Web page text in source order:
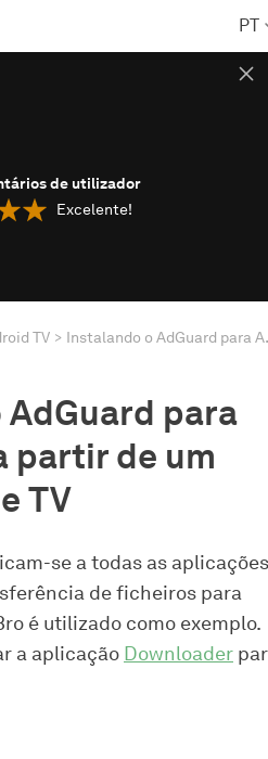
PT
de utilizador
Excelente!
TV
para
partir de um
TV
se a todas as aplicações
de ficheiros para
é utilizado como exemplo.
a aplicação Downloader